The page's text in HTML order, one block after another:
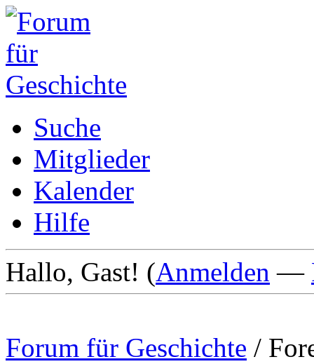
Suche
Mitglieder
Kalender
Hilfe
Hallo, Gast! (Anmelden —
Forum für Geschichte /